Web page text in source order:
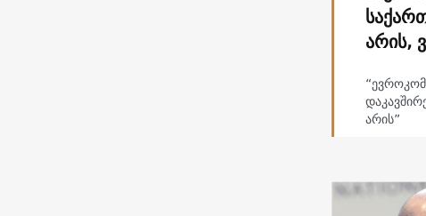
არის,
არის”